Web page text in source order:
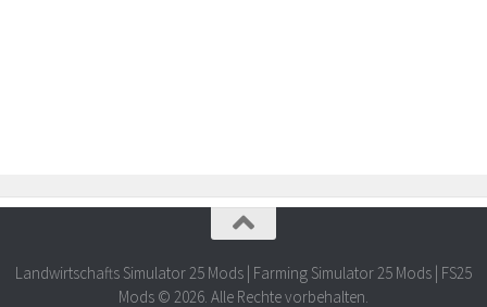
Landwirtschafts Simulator 25 Mods | Farming Simulator 25 Mods | FS25
Mods © 2026. Alle Rechte vorbehalten.